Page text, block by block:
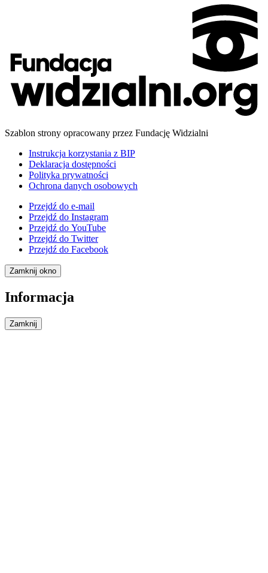
Szablon strony opracowany przez Fundację Widzialni
Instrukcja korzystania z BIP
Deklaracja dostępności
Polityka prywatności
Ochrona danych osobowych
Przejdź do e-mail
Przejdź do Instagram
Przejdź do YouTube
Przejdź do Twitter
Przejdź do Facebook
Zamknij okno
Informacja
Zamknij